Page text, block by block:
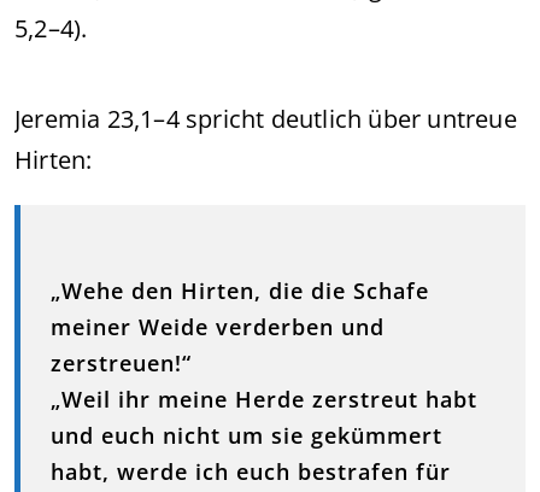
5,2–4).
Jeremia 23,1–4 spricht deutlich über untreue
Hirten:
„Wehe den Hirten, die die Schafe
meiner Weide verderben und
zerstreuen!“
„Weil ihr meine Herde zerstreut habt
und euch nicht um sie gekümmert
habt, werde ich euch bestrafen für